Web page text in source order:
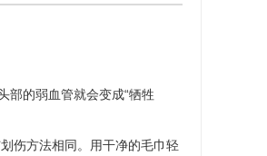
部的弱血管就会变成“牺牲
伤方法相同。用干净的毛巾轻